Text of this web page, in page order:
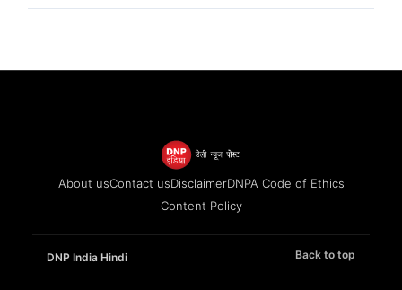
About usContact usDisclaimerDNPA Code of Ethics
Content Policy
DNP India Hindi Back to top